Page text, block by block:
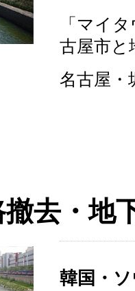
「マイ
古屋市と
名古屋・
去・地
韓国・